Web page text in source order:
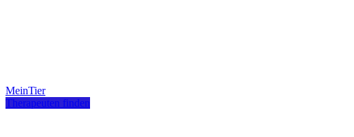
MeinTier
Therapeuten finden